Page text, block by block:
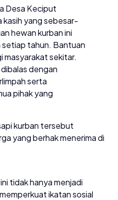
Desa Keciput
kasih yang sebesar-
hewan kurban ini
setiap tahun. Bantuan
masyarakat sekitar.
dengan
serta
pihak yang
kurban tersebut
yang berhak menerima di
tidak hanya menjadi
ikatan sosial